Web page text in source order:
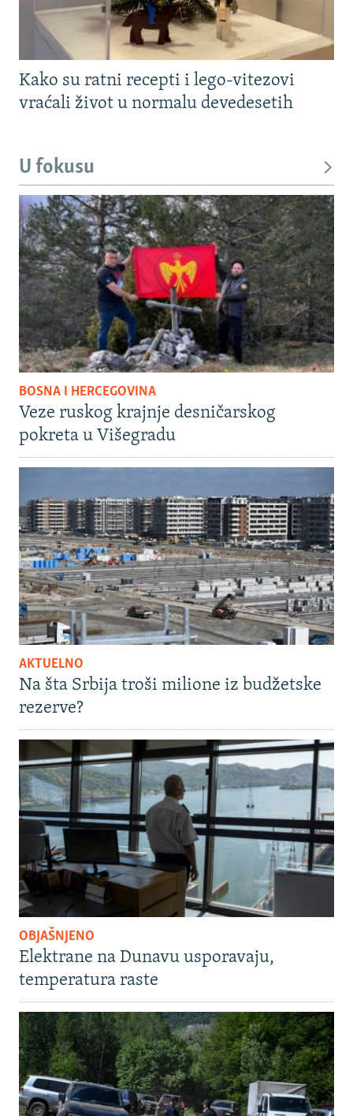
Kako su ratni recepti i lego-vitezovi
vraćali život u normalu devedesetih
U fokusu
BOSNA I HERCEGOVINA
Veze ruskog krajnje desničarskog
pokreta u Višegradu
AKTUELNO
Na šta Srbija troši milione iz budžetske
rezerve?
OBJAŠNJENO
Elektrane na Dunavu usporavaju,
temperatura raste